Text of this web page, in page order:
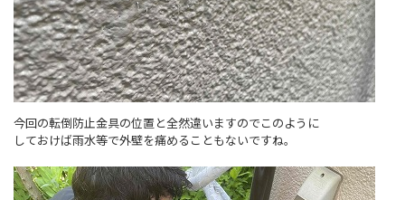
今回の転倒防止金具の位置と全然違いますのでこのように
しておけば雨水等で外壁を痛めることもないですね。